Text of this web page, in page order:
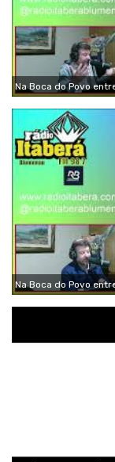
Na Boca do Povo
Na Boca do Povo